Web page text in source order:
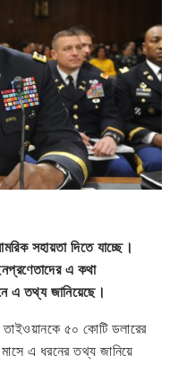
সহায়তা দিতে যাচ্ছে।
এ কথা
এ তথ্য জানিয়েছে।
তাইওয়ানকে ৫০ কোটি ডলারের
এ ধরনের তথ্য জানিয়ে